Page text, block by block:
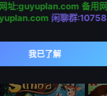
乡巴佬希尔一家的幸福生活 第十五季 惊天
址:guyuplan.com 备用网
闲聊群